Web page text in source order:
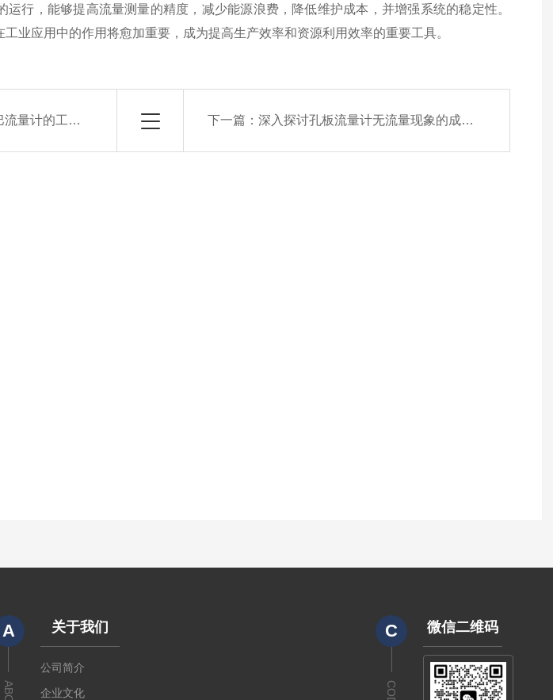
，能够提高流量测量的精度，减少能源浪费，降低维护成本，并增强系统的稳定性。
业应用中的作用将愈加重要，成为提高生产效率和资源利用效率的重要工具。
的工作机制 下一篇： 深入探讨孔板流量计无流量现象的成因与对策
A 关于我们
公司简介
企业文化
C 微信二维码